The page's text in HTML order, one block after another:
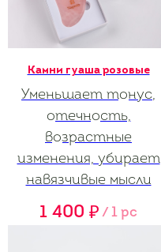
Камни гуаша розовые
Уменьшает тонус,
отечность,
возрастные
изменения, убирает
навязчивые мысли
1 400 ₽ / 1 pc